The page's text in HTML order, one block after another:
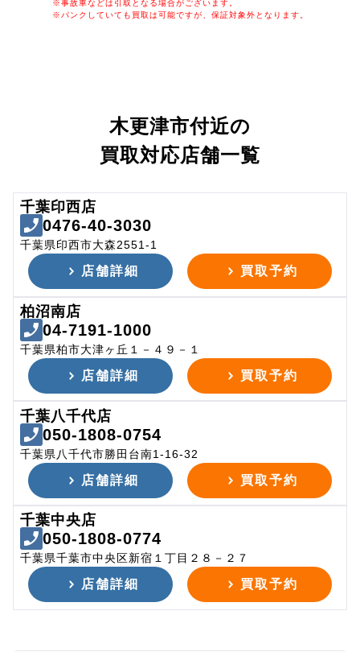
※事故車などは引取となる場合がございます。
※パンクしていても買取は可能ですが、保証対象外となります。
木更津市付近の
買取対応店舗一覧
千葉印西店
0476-40-3030
千葉県印西市大森2551-1
店舗詳細 買取予約
柏沼南店
04-7191-1000
千葉県柏市大津ヶ丘１－４９－１
店舗詳細 買取予約
千葉八千代店
050-1808-0754
千葉県八千代市勝田台南1-16-32
店舗詳細 買取予約
千葉中央店
050-1808-0774
千葉県千葉市中央区新宿１丁目２８－２７
店舗詳細 買取予約